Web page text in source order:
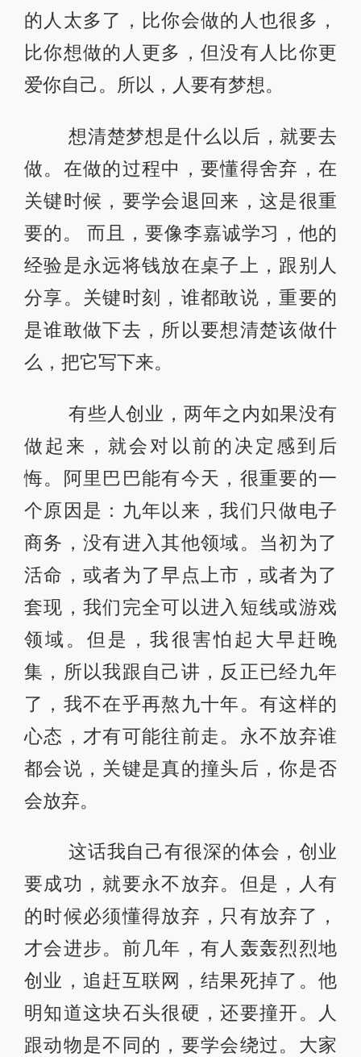
的人太多了，比你会做的人也很多，
比你想做的人更多，但没有人比你更
爱你自己。所以，人要有梦想。
想清楚梦想是什么以后，就要去
做。在做的过程中，要懂得舍弃，在
关键时候，要学会退回来，这是很重
要的。 而且，要像李嘉诚学习，他的
经验是永远将钱放在桌子上，跟别人
分享。关键时刻，谁都敢说，重要的
是谁敢做下去，所以要想清楚该做什
么，把它写下来。
有些人创业，两年之内如果没有
做起来，就会对以前的决定感到后
悔。阿里巴巴能有今天，很重要的一
个原因是：九年以来，我们只做电子
商务，没有进入其他领域。当初为了
活命，或者为了早点上市，或者为了
套现，我们完全可以进入短线或游戏
领域。但是，我很害怕起大早赶晚
集，所以我跟自己讲，反正已经九年
了，我不在乎再熬九十年。有这样的
心态，才有可能往前走。永不放弃谁
都会说，关键是真的撞头后，你是否
会放弃。
这话我自己有很深的体会，创业
要成功，就要永不放弃。但是，人有
的时候必须懂得放弃，只有放弃了，
才会进步。前几年，有人轰轰烈烈地
创业，追赶互联网，结果死掉了。他
明知道这块石头很硬，还要撞开。人
跟动物是不同的，要学会绕过。大家